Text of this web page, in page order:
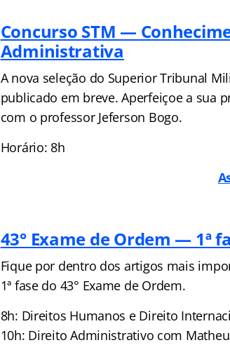
Concurso STM —
Administrativa
A nova seleção do Superior Tribunal
publicado em breve. Aperfeiçoe a sua
com o professor Jeferson Bogo.
Horário: 8h
43° Exame de Ordem — 1ª
Fique por dentro dos artigos mais
1ª fase do 43° Exame de Ordem.
8h: Direitos Humanos e Direito
10h: Direito Administrativo com